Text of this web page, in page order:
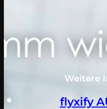
Weitere
flyxify